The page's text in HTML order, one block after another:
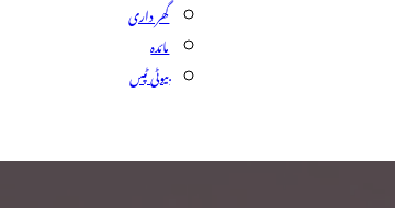
گھر داری
مائدہ
بیوٹی ٹپس